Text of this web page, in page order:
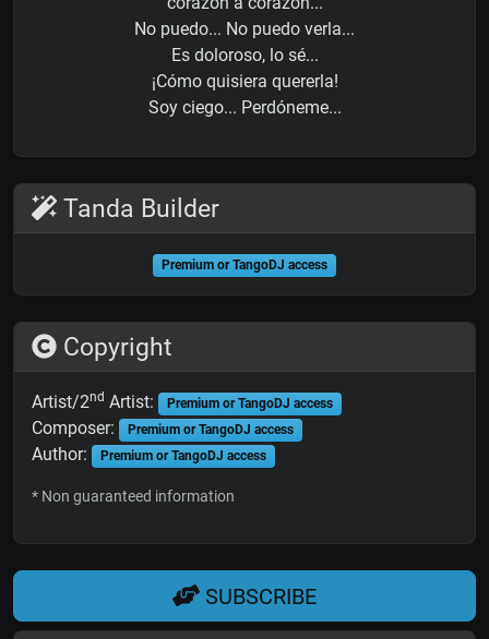
No puedo... No puedo verla...
Es doloroso, lo sé...
¡Cómo quisiera quererla!
Soy ciego... Perdóneme...
Tanda Builder
Premium or TangoDJ access
Copyright
Artist/2nd Artist: Premium or TangoDJ access
Composer: Premium or TangoDJ access
Author: Premium or TangoDJ access
* Non guaranteed information
SUBSCRIBE